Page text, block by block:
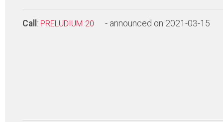
Call : PRELUDIUM 20 - announced on 2021-03-15